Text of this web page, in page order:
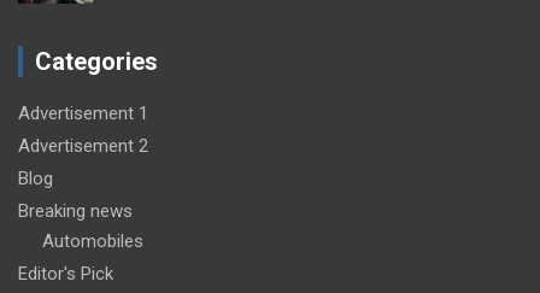
Categories
Advertisement 1
Advertisement 2
Blog
Breaking news
Automobiles
Editor's Pick